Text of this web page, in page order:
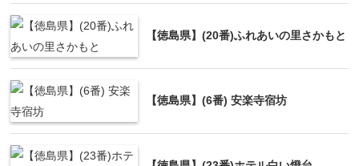
【徳島県】(20番)ふれあいの里さかもと
【徳島県】(6番) 安楽寺宿坊